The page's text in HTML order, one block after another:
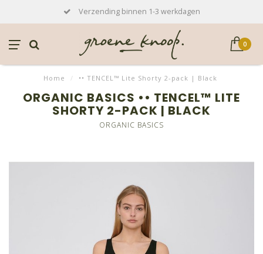
Verzending binnen 1-3 werkdagen
0
Home / •• TENCEL™ Lite Shorty 2-pack | Black
ORGANIC BASICS •• TENCEL™ LITE
SHORTY 2-PACK | BLACK
ORGANIC BASICS